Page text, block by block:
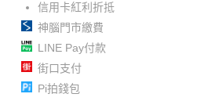
信用卡紅利折抵
神腦門市繳費
LINE Pay付款
街口支付
Pi拍錢包